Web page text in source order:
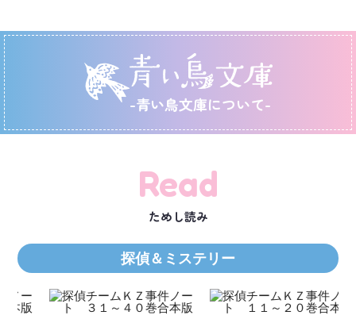
-青い鳥文庫について-
Read
ためし読み
探偵＆ミステリー